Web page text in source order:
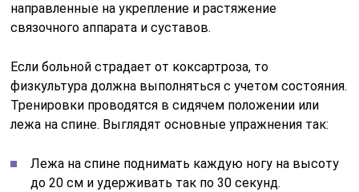
направленные на укрепление и растяжение
связочного аппарата и суставов.
Если больной страдает от коксартроза, то
физкультура должна выполняться с учетом состояния.
Тренировки проводятся в сидячем положении или
лежа на спине. Выглядят основные упражнения так:
Лежа на спине поднимать каждую ногу на высоту
до 20 см и удерживать так по 30 секунд.